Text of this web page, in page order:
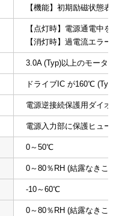
【機能】初期励磁状態表
【点灯時】電源通電中を
【消灯時】過電流エラー
3.0A (Typ)以上のモータ
ドライブIC が160℃ (Typ)
電源逆接続保護用ダイオ
電源入力部に保護ヒュー
0～50℃
0～80％RH (結露なきこと)
-10～60℃
0～80％RH (結露なきこと)